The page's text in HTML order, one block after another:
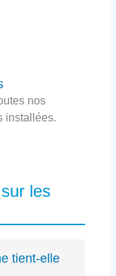
nos
installées.
les
tient-elle